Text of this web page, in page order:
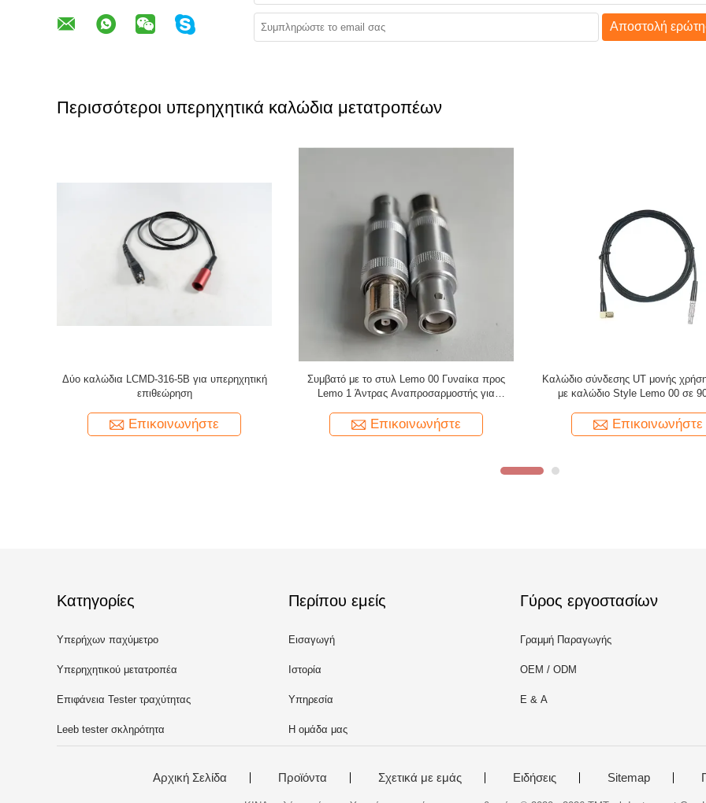
Αποστολή
Περισσότεροι υπερηχητικά καλώδια μετατροπέων
Το νέο καλώδιο προστασίας από νάιλον UT /
καλώδιο υπερηχογράφησης / καλώδιο
Επικοινωνήστε
Συμβατό με στυλ Lemo 01 έως 90 μοιρών
Lemo 00 καλώδιο υπερήχων για ανιχνευτή
Επικοινωνήστε
Καλώδιο Υπερήχων Πάχους
KBA532, Διπλό βύσμα Lemo 00
Επικοινωνήστε
Κατηγορίες
Υπερήχων παχύμετρο
Υπερηχητικού μετατροπέα
Επιφάνεια Tester τραχύτητας
Leeb tester σκληρότητα
Περίπου εμείς
Εισαγωγή
Ιστορία
Υπηρεσία
Η ομάδα μας
Γύρος εργοστασίων
Γραμμή Παραγωγής
OEM / ODM
Ε & Α
Αρχική Σελίδα Προϊόντα Σχετικά με εμάς Ειδήσεις Sitemap